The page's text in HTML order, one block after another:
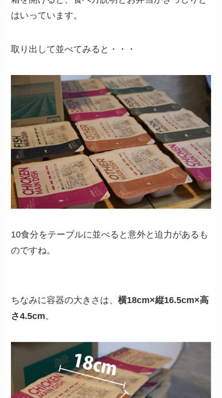
はいっています。
取り出して並べてみると・・・
10食分をテーブルに並べると意外と迫力があるも
のですね。
ちなみに容器の大きさは、横18cm×縦16.5cm×⾼
さ4.5cm。